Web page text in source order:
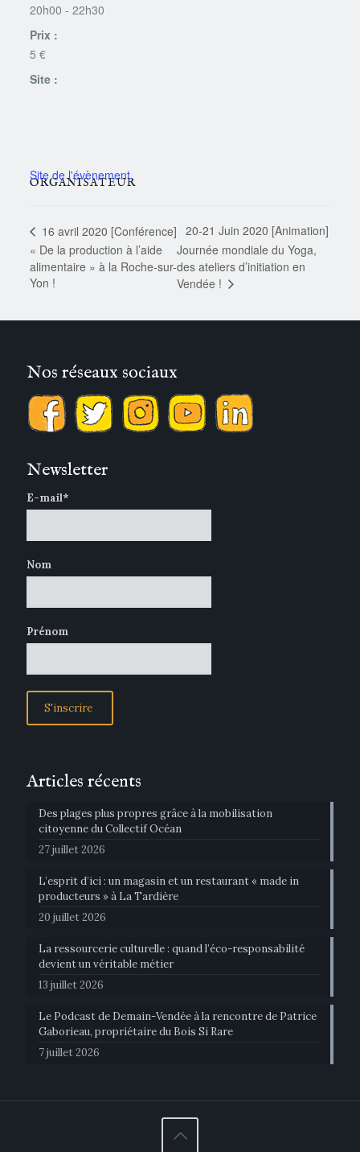
20h00 - 22h30
Prix :
5 €
Site :
ORGANISATEUR
16 avril 2020 [Conférence]
« De la production à l’aide
alimentaire » à la Roche-sur-
Yon !
20-21 Juin 2020 [Animation]
Journée mondiale du Yoga,
des ateliers d’initiation en
Vendée !
Nos réseaux sociaux
Newsletter
E-mail*
Nom
Prénom
Articles récents
Des plages plus propres grâce à la mobilisation
citoyenne du Collectif Océan
27 juillet 2026
L’esprit d’ici : un magasin et un restaurant « made in
producteurs » à La Tardière
20 juillet 2026
La ressourcerie culturelle : quand l’éco-responsabilité
devient un véritable métier
13 juillet 2026
Le Podcast de Demain-Vendée à la rencontre de Patrice
Gaborieau, propriétaire du Bois Si Rare
7 juillet 2026